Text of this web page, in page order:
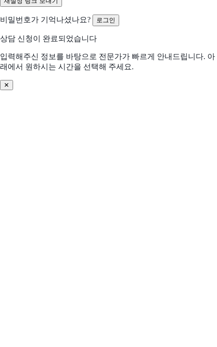
비밀번호가 기억나셨나요? 로그인
상담 신청이 완료되었습니다
입력해주신 정보를 바탕으로 전문가가 빠르게 안내드립니다. 아
래에서 원하시는 시간을 선택해 주세요.
✕